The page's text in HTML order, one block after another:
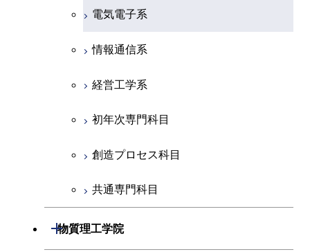
地球惑星科学系
初年次専門科目
創造プロセス科目
共通専門科目
電気電子系
情報通信系
経営工学系
初年次専門科目
創造プロセス科目
共通専門科目
物質理工学院
開閉